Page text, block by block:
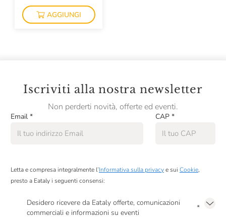
AGGIUNGI
Iscriviti alla nostra newsletter
Non perderti novità, offerte ed eventi.
Email * CAP *
Letta e compresa integralmente l’Informativa sulla privacye sui Cookie,
presto a Eataly i seguenti consensi:
Desidero ricevere da Eataly offerte, comunicazioni
commerciali e informazioni su eventi
*